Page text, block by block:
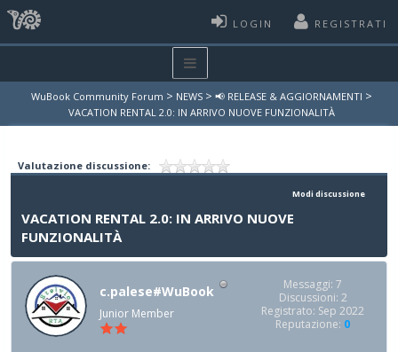
LOGIN REGISTRATI
WuBook Community Forum > NEWS > 📢 RELEASE & AGGIORNAMENTI >
VACATION RENTAL 2.0: IN ARRIVO NUOVE FUNZIONALITÀ
Valutazione discussione:
Modi discussione
VACATION RENTAL 2.0: IN ARRIVO NUOVE
FUNZIONALITÀ
c.palese#WuBook
Junior Member
Messaggi: 7
Discussioni: 2
Registrato: Sep 2022
Reputazione: 0